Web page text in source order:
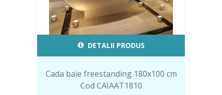
DETALII PRODUS
Cada baie freestanding 180x100 cm
Cod CAIAAT1810